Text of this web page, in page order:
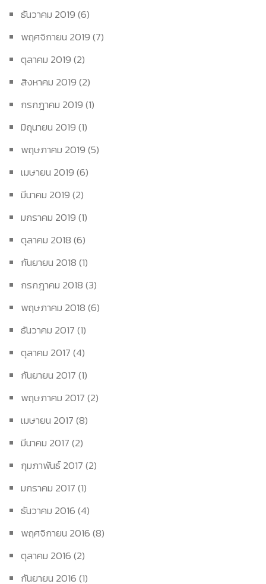
ธันวาคม 2019(6)
พฤศจิกายน 2019(7)
ตุลาคม 2019(2)
สิงหาคม 2019(2)
กรกฎาคม 2019(1)
มิถุนายน 2019(1)
พฤษภาคม 2019(5)
เมษายน 2019(6)
มีนาคม 2019(2)
มกราคม 2019(1)
ตุลาคม 2018(6)
กันยายน 2018(1)
กรกฎาคม 2018(3)
พฤษภาคม 2018(6)
ธันวาคม 2017(1)
ตุลาคม 2017(4)
กันยายน 2017(1)
พฤษภาคม 2017(2)
เมษายน 2017(8)
มีนาคม 2017(2)
กุมภาพันธ์ 2017(2)
มกราคม 2017(1)
ธันวาคม 2016(4)
พฤศจิกายน 2016(8)
ตุลาคม 2016(2)
กันยายน 2016(1)